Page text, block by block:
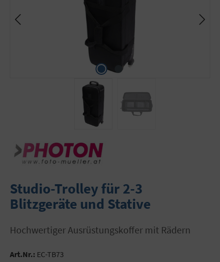
Studio-Trolley für 2-3
Blitzgeräte und Stative
hochwertiger Ausrüstungskoffer mit Rädern
Art.Nr.: EC-TB73